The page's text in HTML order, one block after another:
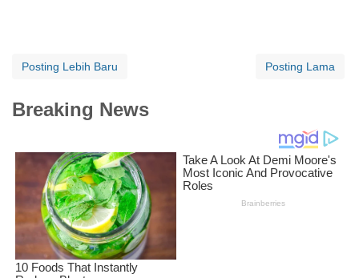
Posting Lebih Baru Posting Lama
Breaking News